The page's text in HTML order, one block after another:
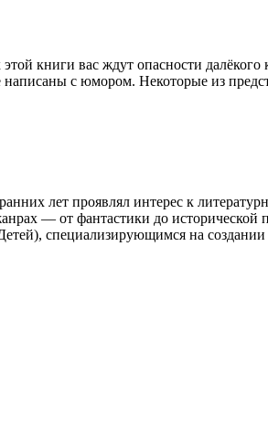
книги вас ждут опасности
с юмором. Некоторые из
лет проявлял интерес к
— от фантастики до
специализирующимся на создании